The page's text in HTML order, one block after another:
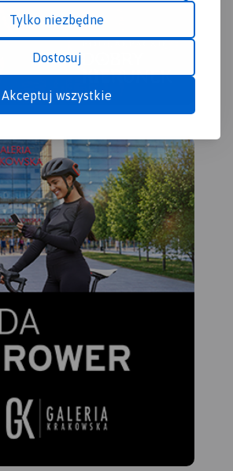
Tylko niezbędne
Dostosuj
Akceptuj wszystkie
są usytuowane w
charakterystycznych
punktach krajobrazowych
gminy.